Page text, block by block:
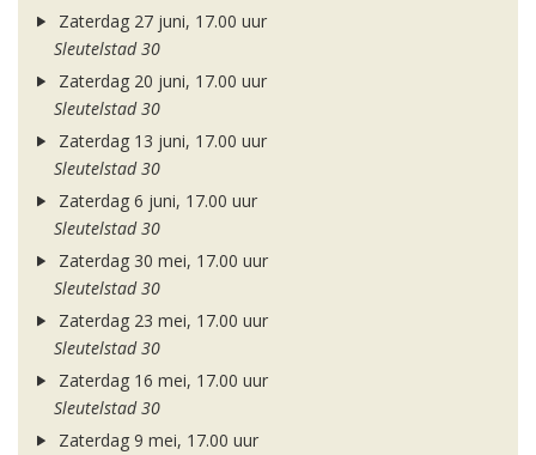
Zaterdag 27 juni, 17.00 uur
Sleutelstad 30
Zaterdag 20 juni, 17.00 uur
Sleutelstad 30
Zaterdag 13 juni, 17.00 uur
Sleutelstad 30
Zaterdag 6 juni, 17.00 uur
Sleutelstad 30
Zaterdag 30 mei, 17.00 uur
Sleutelstad 30
Zaterdag 23 mei, 17.00 uur
Sleutelstad 30
Zaterdag 16 mei, 17.00 uur
Sleutelstad 30
Zaterdag 9 mei, 17.00 uur